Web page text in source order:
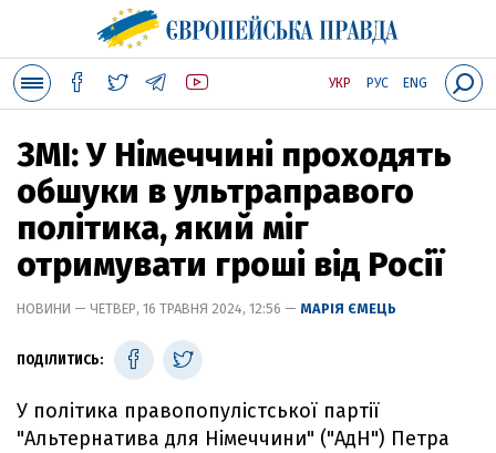
УКР РУС ENG
ЗМІ: У Німеччині проходять
обшуки в ультраправого
політика, який міг
отримувати гроші від Росії
НОВИНИ — ЧЕТВЕР, 16 ТРАВНЯ 2024, 12:56 — МАРІЯ ЄМЕЦЬ
ПОДІЛИТИСЬ:
У політика правопопулістської партії
"Альтернатива для Німеччини" ("АдН") Петра